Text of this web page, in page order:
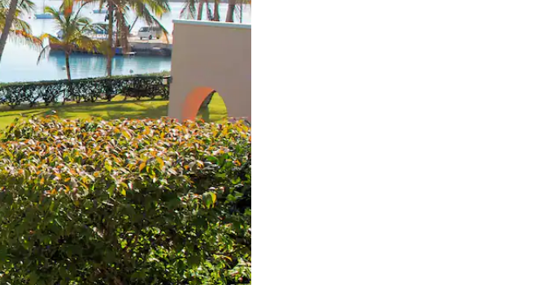
erkunde die Ergebnisse durch Berühren oder Wischgesten.